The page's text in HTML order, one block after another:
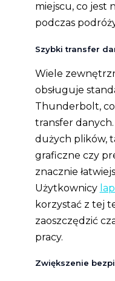
miejscu, co jest
podczas
Szybki transfer
Wiele
obsługuje
Thunderbolt,
transfer
dużych plików,
graficzne czy
znacznie
Użytkownicy
korzystać z tej
zaoszczędzić
pracy.
Zwiększenie